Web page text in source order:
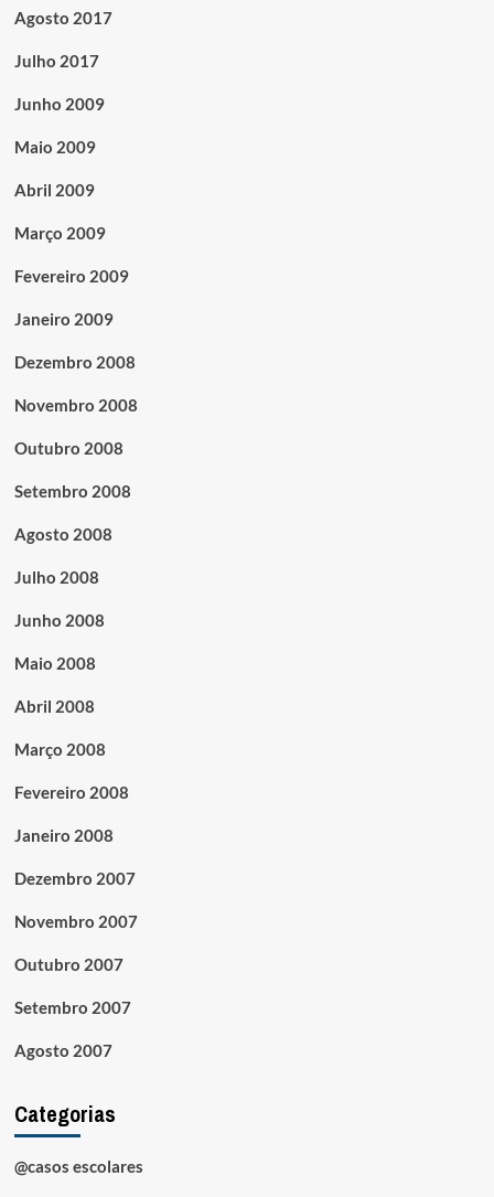
Agosto 2017
Julho 2017
Junho 2009
Maio 2009
Abril 2009
Março 2009
Fevereiro 2009
Janeiro 2009
Dezembro 2008
Novembro 2008
Outubro 2008
Setembro 2008
Agosto 2008
Julho 2008
Junho 2008
Maio 2008
Abril 2008
Março 2008
Fevereiro 2008
Janeiro 2008
Dezembro 2007
Novembro 2007
Outubro 2007
Setembro 2007
Agosto 2007
Categorias
@casos escolares